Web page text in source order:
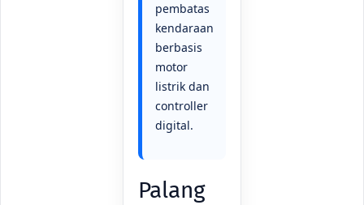
pembatas
kendaraan
berbasis
motor
listrik dan
controller
digital.
Palang